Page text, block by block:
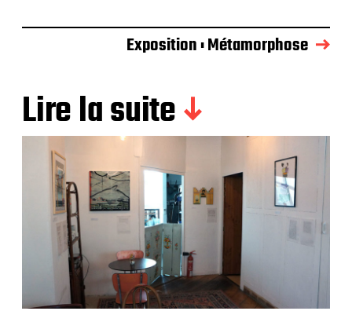
Exposition : Métamorphose
Lire la suite